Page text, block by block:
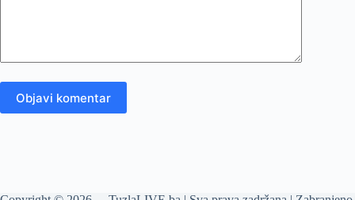
Objavi komentar